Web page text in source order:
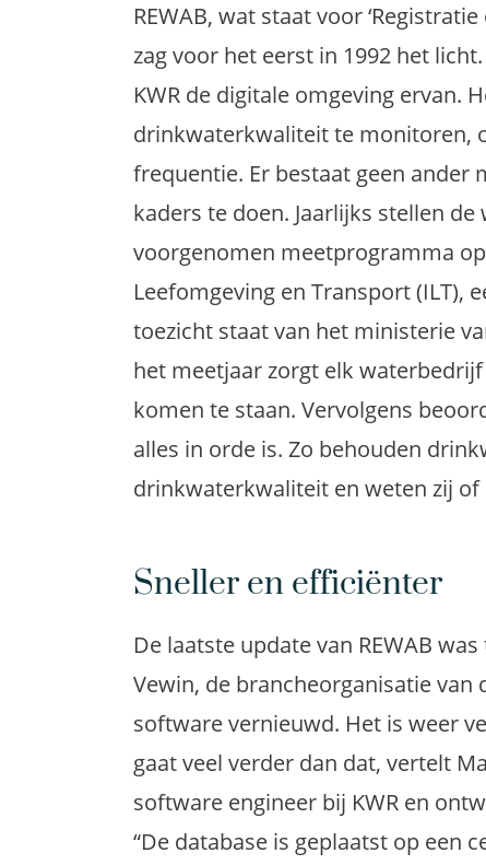
REWAB, wat staat voor
zag voor het eerst in 1992 het
KWR de digitale omgeving ervan.
drinkwaterkwaliteit te monitoren,
frequentie. Er bestaat geen
kaders te doen. Jaarlijks stellen
voorgenomen meetprogramma
Leefomgeving en Transport (ILT),
toezicht staat van het ministerie
het meetjaar zorgt elk waterbedrijf
komen te staan. Vervolgens
alles in orde is. Zo behouden
drinkwaterkwaliteit en weten zij of
Sneller en efficiënter
De laatste update van REWAB
Vewin, de brancheorganisatie
software vernieuwd. Het is weer
gaat veel verder dan dat, vertelt
software engineer bij KWR en
“De database is geplaatst op een